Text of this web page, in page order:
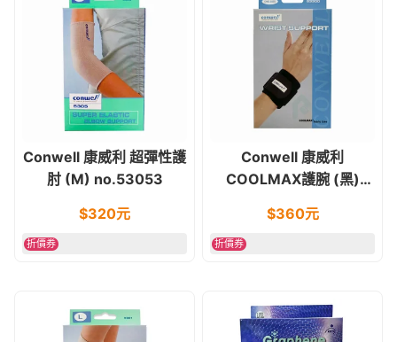
Conwell 康威利 超彈性護
肘 (M) no.53053
$320元
折價券
Conwell 康威利
COOLMAX護腕 (黑)
$360元
折價券